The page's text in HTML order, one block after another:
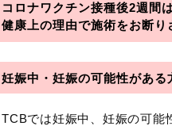
・一般社団法人メディカルア
・医療法人社団メディカルフ
・医療法人社団創彩会
【定義】
コロナワクチン接種後2週間
健康上の理由で施術をお断り
妊娠中・妊娠の可能性がある
TCBでは妊娠中、妊娠の可能